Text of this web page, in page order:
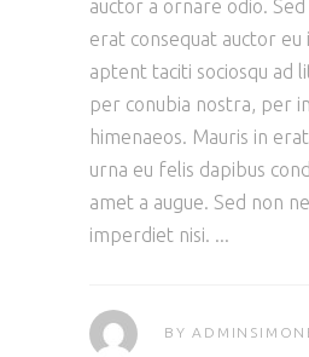
auctor a ornare odio.
erat consequat auctor eu
aptent taciti sociosqu ad
per conubia nostra, per
himenaeos. Mauris in
urna eu felis dapibus
amet a augue. Sed non
imperdiet nisi.
BY